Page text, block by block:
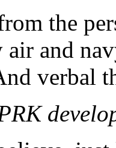
the
air and
verbal